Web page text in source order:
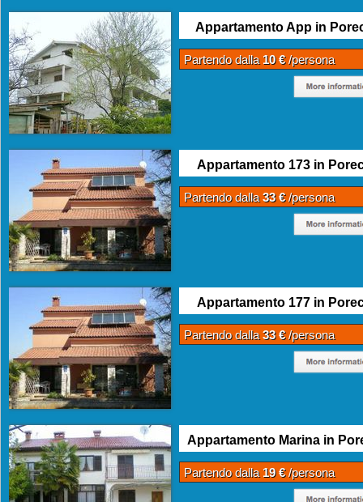
Appartamento App in
Partendo dalla 10 €/persona
Appartamento 173 in
Partendo dalla33 €/persona
Appartamento 177 in
Partendo dalla33 €/persona
Appartamento Marina in
Partendo dalla 19 €/persona